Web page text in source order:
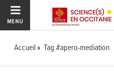
MENU
Accueil Tag #apero-mediation